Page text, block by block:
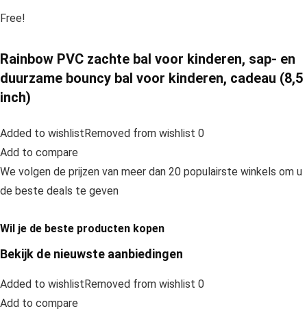
Free!
Rainbow PVC zachte bal voor kinderen, sap- en
duurzame bouncy bal voor kinderen, cadeau (8,5
inch)
Added to wishlistRemoved from wishlist 0
Add to compare
We volgen de prijzen van meer dan 20 populairste winkels om u
de beste deals te geven
Wil je de beste producten kopen
Bekijk de nieuwste aanbiedingen
Added to wishlistRemoved from wishlist 0
Add to compare